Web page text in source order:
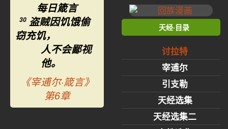
每日箴言
30 盗贼因饥饿偷
窃充饥，
人不会鄙视
他。
《宰逋尔·箴言》
第6章
天经·目录
讨拉特
宰逋尔
引支勒
天经选集
天经选集二